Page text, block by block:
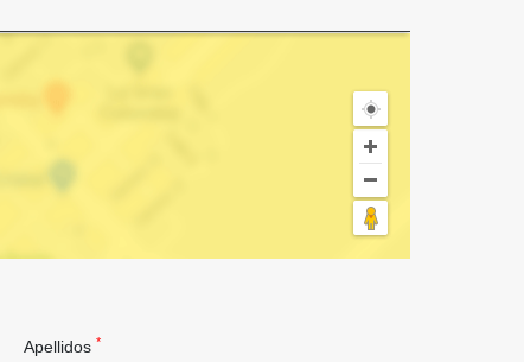
Apellidos *